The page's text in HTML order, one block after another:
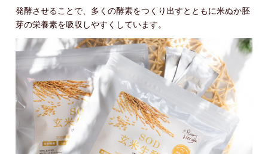
発酵させることで、多くの酵素をつくり出すとともに米ぬか胚
芽の栄養素を吸収しやすくしています。